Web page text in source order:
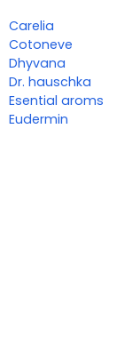
Carelia
Cotoneve
Dhyvana
Dr. hauschka
Esential aroms
Eudermin